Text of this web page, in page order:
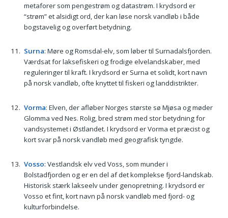
metaforer som pengestrøm og datastrøm. I krydsord er
“strøm” et alsidigt ord, der kan løse norsk vandløb i både
bogstavelig og overført betydning.
Surna: Møre og Romsdal-elv, som løber til Surnadalsfjorden.
Værdsat for laksefiskeri og frodige elvelandskaber, med
reguleringer til kraft. I krydsord er Surna et solidt, kort navn
på norsk vandløb, ofte knyttet til fiskeri og landdistrikter.
Vorma: Elven, der afløber Norges største sø Mjøsa og møder
Glomma ved Nes. Rolig, bred strøm med stor betydning for
vandsystemet i Østlandet. I krydsord er Vorma et præcist og
kort svar på norsk vandløb med geografisk tyngde.
Vosso: Vestlandsk elv ved Voss, som munder i
Bolstadfjorden og er en del af det komplekse fjord-landskab.
Historisk stærk lakseelv under genopretning. I krydsord er
Vosso et fint, kort navn på norsk vandløb med fjord- og
kulturforbindelse.